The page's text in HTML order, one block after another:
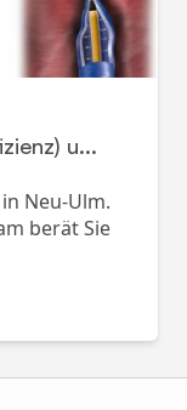
u...
Neu-Ulm.
berät Sie